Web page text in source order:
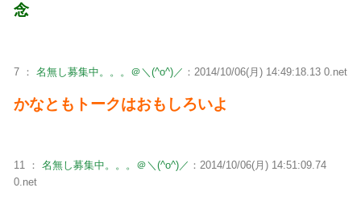
念
7 ： 名無し募集中。。。＠＼(^o^)／ ：2014/10/06(月) 14:49:18.13 0.net
かなともトークはおもしろいよ
11 ： 名無し募集中。。。＠＼(^o^)／ ：2014/10/06(月) 14:51:09.74
0.net